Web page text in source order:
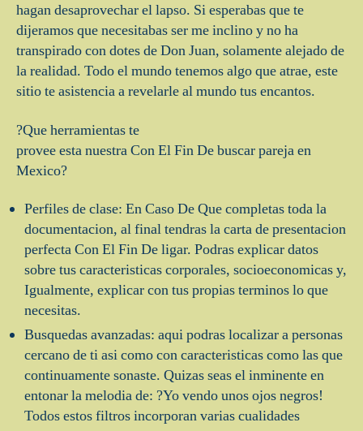
hagan desaprovechar el lapso. Si esperabas que te
dijeramos que necesitabas ser me inclino y no ha
transpirado con dotes de Don Juan, solamente alejado de
la realidad. Todo el mundo tenemos algo que atrae, este
sitio te asistencia a revelarle al mundo tus encantos.
?Que herramientas te
provee esta nuestra Con El Fin De buscar pareja en
Mexico?
Perfiles de clase: En Caso De Que completas toda la
documentacion, al final tendras la carta de presentacion
perfecta Con El Fin De ligar. Podras explicar datos
sobre tus caracteristicas corporales, socioeconomicas y,
Igualmente, explicar con tus propias terminos lo que
necesitas.
Busquedas avanzadas: aqui podras localizar a personas
cercano de ti asi­ como con caracteristicas como las que
continuamente sonaste. Quizas seas el inminente en
entonar la melodia de: ?Yo vendo unos ojos negros!
Todos estos filtros incorporan varias cualidades